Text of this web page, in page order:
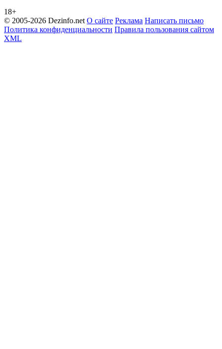
18+
© 2005-2026 Dezinfo.net О сайте Реклама Написать письмо
Политика конфиденциальности Правила пользования сайтом
XML